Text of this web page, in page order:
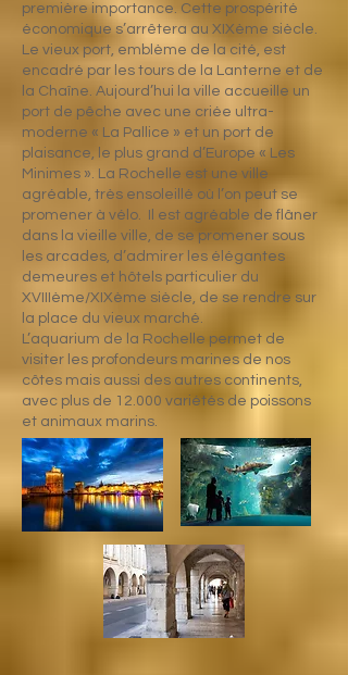
première importance. Cette prospérité
économique s’arrêtera au XIXème siècle.
Le vieux port, emblème de la cité, est
encadré par les tours de la Lanterne et de
la Chaîne. Aujourd’hui la ville accueille un
port de pêche avec une criée ultra-
moderne « La Pallice » et un port de
plaisance, le plus grand d’Europe « Les
Minimes ». La Rochelle est une ville
agréable, très ensoleillé où l’on peut se
promener à vélo. Il est agréable de flâner
dans la vieille ville, de se promener sous
les arcades, d’admirer les élégantes
demeures et hôtels particulier du
XVIIIème/XIXème siècle, de se rendre sur
la place du vieux marché.
L’aquarium de la Rochelle permet de
visiter les profondeurs marines de nos
côtes mais aussi des autres continents,
avec plus de 12.000 variétés de poissons
et animaux marins.